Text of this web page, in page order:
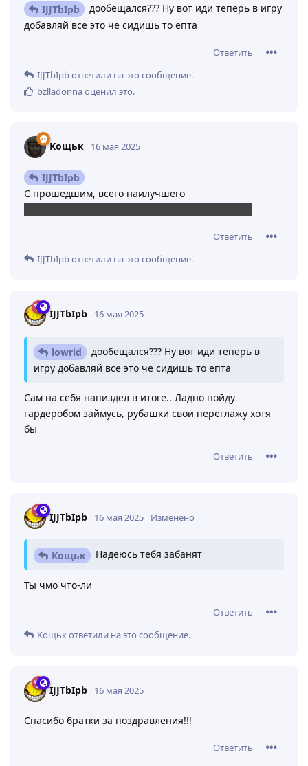
IJJTbIpb
дообещался??? Ну вот иди теперь в игру
добавляй все это че сидишь то епта
Ответить
IJJTbIpbответили на это сообщение.
bzlladonnaоценил это.
Кощьк 16 мая 2025
IJJTbIpb
С прошедшим, всего наилучшего
Ответить
IJJTbIpbответили на это сообщение.
IJJTbIpb 16 мая 2025
lowrid
дообещался??? Ну вот иди теперь в
игру добавляй все это че сидишь то епта
Сам на себя напиздел в итоге.. Ладно пойду
гардеробом займусь, рубашки свои переглажу хотя
бы
Ответить
IJJTbIpb 16 мая 2025 Изменено
Кощьк Надеюсь тебя забанят
Ты чмо что-ли
Ответить
Кощькответили на это сообщение.
IJJTbIpb 16 мая 2025
Спасибо братки за поздравления!!!
Ответить